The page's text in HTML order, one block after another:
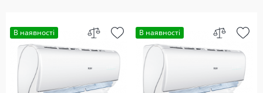
В наявності В наявності